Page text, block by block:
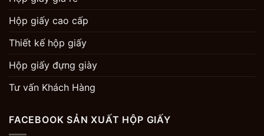
Hộp giấy cao cấp
Thiết kế hộp giấy
Hộp giấy đựng giày
Tư vấn Khách Hàng
FACEBOOK SẢN XUẤT HỘP GIẤY